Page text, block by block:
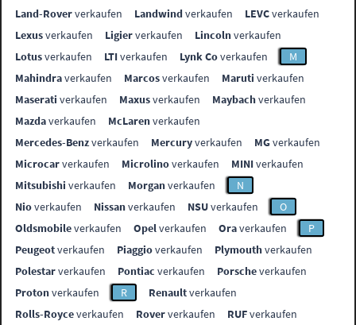
Land-Roververkaufen Landwindverkaufen LEVCverkaufen
Lexusverkaufen Ligierverkaufen Lincolnverkaufen
Lotusverkaufen LTIverkaufen Lynk Coverkaufen
M
Mahindraverkaufen Marcosverkaufen Maruti verkaufen
Maserati verkaufen Maxusverkaufen Maybachverkaufen
Mazdaverkaufen McLarenverkaufen
Mercedes-Benzverkaufen Mercuryverkaufen MGverkaufen
Microcarverkaufen Microlinoverkaufen MINIverkaufen
Mitsubishi verkaufen Morganverkaufen
N
Nioverkaufen Nissanverkaufen NSUverkaufen
O
Oldsmobileverkaufen Opelverkaufen Oraverkaufen
P
Peugeotverkaufen Piaggioverkaufen Plymouthverkaufen
Polestarverkaufen Pontiac verkaufen Porscheverkaufen
Protonverkaufen R Renaultverkaufen
Rolls-Royceverkaufen Roververkaufen RUFverkaufen